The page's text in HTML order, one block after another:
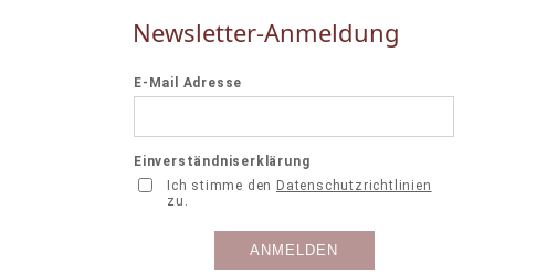
Newsletter-Anmeldung